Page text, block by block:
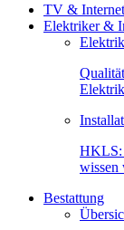
TV & Internet
Elektriker &
HKLS:
wissen
Bestattung